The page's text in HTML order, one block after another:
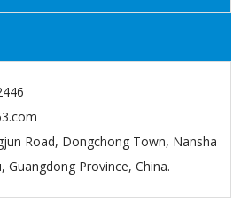
Road, Dongchong Town, Nansha
Guangdong Province, China.